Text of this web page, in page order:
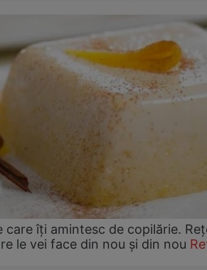
care îți amintesc de copilărie.
le vei face din nou și din nou